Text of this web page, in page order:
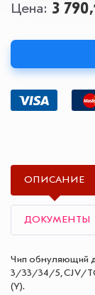
Цена 3
ОПИСАНИЕ
ДОКУМЕНТЫ
Чип обнуляющий
3/33/34/5, CJV/
(Y).